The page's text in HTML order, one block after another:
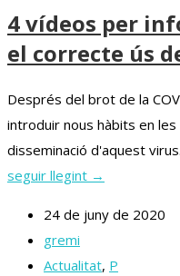
4 vídeos per
el correcte ús
Després del brot de la
introduir nous hàbits en
disseminació d'aquest
seguir llegint →
24 de juny de 2020
gremi
Actualitat, P